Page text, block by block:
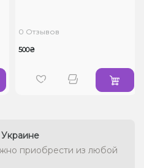
0 Отзывов
500₴
приобрести из любой